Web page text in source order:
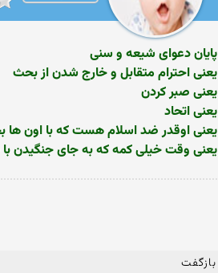
پایان دعوای شیعه و سنی
یعنی احترام متقابل و خارج شدن از بحث
یعنی صبر کردن
یعنی اتحاد
یعنی اوقدر ضد اسلام هست که با اون ها
یعنی وقت خیلی کمه که به جای جنگیدن
بازگفت